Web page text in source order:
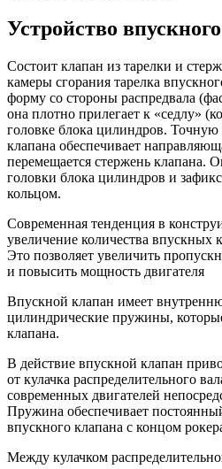
Устройство
Состоит клапан из тарелки и
камеры сгорания тарелка
форму со стороны распредвала
она плотно прилегает к «седлу»
головке блока цилиндров. Точную
клапана обеспечивает
перемещается стержень клапана.
головки блока цилиндров и
кольцом.
Современная тенденция в
увеличение количества впускных
Это позволяет увеличить
и повысить мощность двигателя
Впускной клапан имеет
цилиндрические пружины,
клапана.
В действие впускной клапан
от кулачка распределительного
современных двигателей
Пружина обеспечивает
впускного клапана с концом
Между кулачком